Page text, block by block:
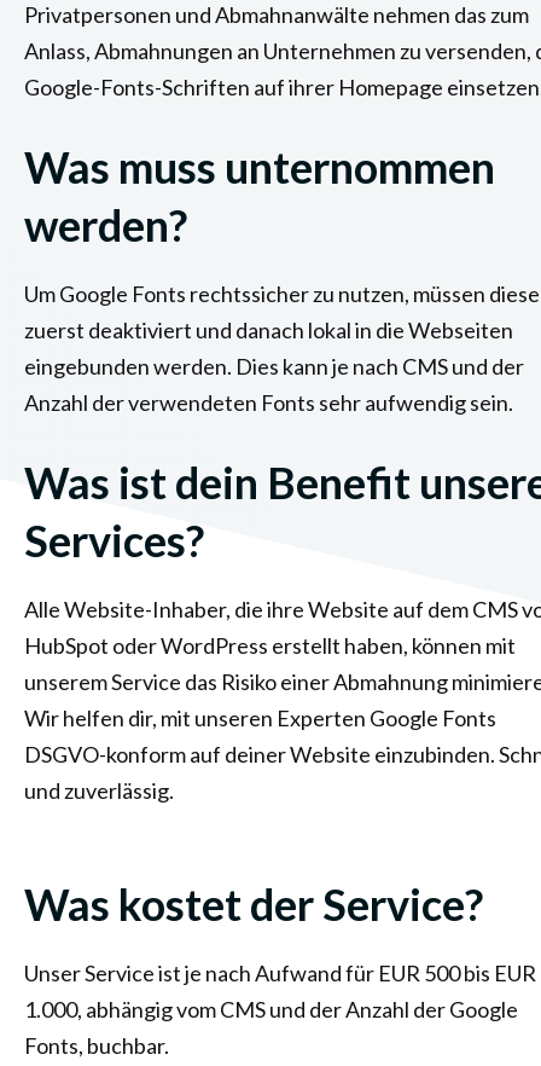
Privatpersonen und Abmahnanwälte nehmen das zum
Anlass, Abmahnungen an Unternehmen zu versenden,
Google-Fonts-Schriften auf ihrer Homepage
Was muss unternommen
werden?
Um Google Fonts rechtssicher zu nutzen, müssen diese
zuerst deaktiviert und danach lokal in die Webseiten
eingebunden werden. Dies kann je nach CMS und der
Anzahl der verwendeten Fonts sehr aufwendig sein.
Was ist dein Benefit
Services?
Alle Website-Inhaber, die ihre Website auf dem CMS
HubSpot oder WordPress erstellt haben, können mit
unserem Service das Risiko einer Abmahnung
Wir helfen dir, mit unseren Experten Google Fonts
DSGVO-konform auf deiner Website einzubinden.
und zuverlässig.
Was kostet der Service?
Unser Service ist je nach Aufwand für EUR 500 bis EUR
1.000, abhängig vom CMS und der Anzahl der Google
Fonts, buchbar.